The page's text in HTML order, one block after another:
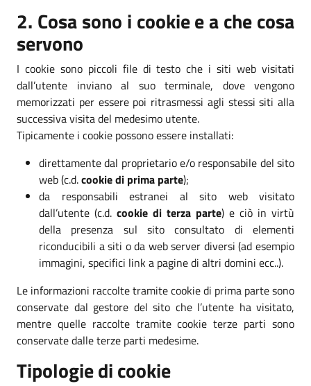
2. Cosa sono i cookie e a che cosa
servono
I cookie sono piccoli file di testo che i siti web visitati
dall’utente inviano al suo terminale, dove vengono
memorizzati per essere poi ritrasmessi agli stessi siti alla
successiva visita del medesimo utente.
Tipicamente i cookie possono essere installati:
direttamente dal proprietario e/o responsabile del sito
web (c.d.cookie di prima parte);
da responsabili estranei al sito web visitato
dall’utente (c.d. cookie di terza parte) e ciò in virtù
della presenza sul sito consultato di elementi
riconducibili a siti o da web server diversi (ad esempio
immagini, specifici link a pagine di altri domini ecc..).
Le informazioni raccolte tramite cookie di prima parte sono
conservate dal gestore del sito che l’utente ha visitato,
mentre quelle raccolte tramite cookie terze parti sono
conservate dalle terze parti medesime.
Tipologie di cookie